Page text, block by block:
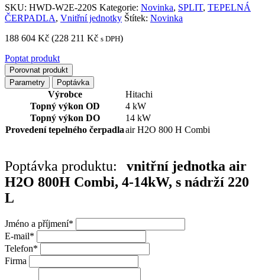
SKU: HWD-W2E-220S Kategorie: Novinka, SPLIT, TEPELNÁ
ČERPADLA, Vnitřní jednotky Štítek: Novinka
188 604 Kč (228 211 Kč s DPH)
Poptat produkt
Porovnat produkt
Parametry
Poptávka
Výrobce
Hitachi
Topný výkon OD
4 kW
Topný výkon DO
14 kW
Provedení tepelného čerpadlaair H2O 800 H Combi
Poptávka produktu:
vnitřní jednotka air
H2O 800H Combi, 4-14kW, s nádrží 220
L
Jméno a příjmení*
E-mail*
Telefon*
Firma